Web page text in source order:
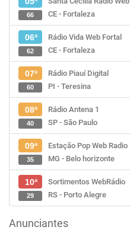
CE - Fortaleza
66
06ª
Rádio Vida Web Fortal
CE - Fortaleza
62
07ª
Rádio Piauí Digital
PI - Teresina
60
08ª
Rádio Antena 1
SP - São Paulo
40
09ª
Estação Pop Web Radio
MG - Belo horizonte
35
10ª
Sortimentos WebRádio
RS - Porto Alegre
29
Anunciantes